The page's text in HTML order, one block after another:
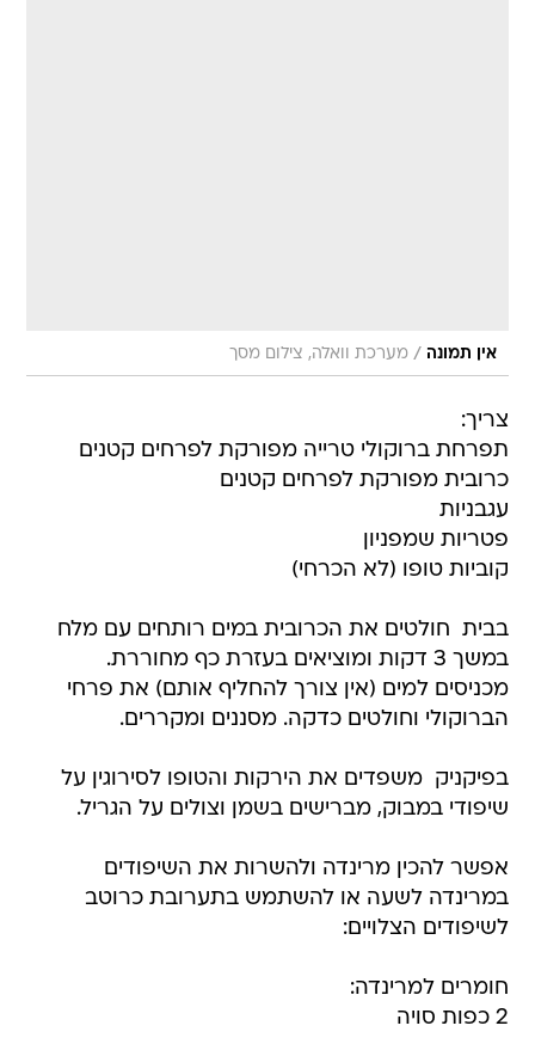
אין תמונה / מערכת וואלה, צילום מסך
צריך:
תפרחת ברוקולי טרייה מפורקת לפרחים קטנים
כרובית מפורקת לפרחים קטנים
עגבניות
פטריות שמפניון
קוביות טופו (לא הכרחי)
בבית  חולטים את הכרובית במים רותחים עם מלח
במשך 3 דקות ומוציאים בעזרת כף מחוררת.
מכניסים למים (אין צורך להחליף אותם) את פרחי
הברוקולי וחולטים כדקה. מסננים ומקררים.
בפיקניק  משפדים את הירקות והטופו לסירוגין על
שיפודי במבוק, מברישים בשמן וצולים על הגריל.
אפשר להכין מרינדה ולהשרות את השיפודים
במרינדה לשעה או להשתמש בתערובת כרוטב
לשיפודים הצלויים:
חומרים למרינדה:
2 כפות סויה